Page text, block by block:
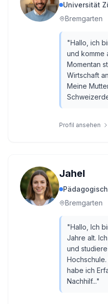
Universität
Bremgarten
"Hallo, ich
und komme
Momentan
Wirtschaft
Meine
Profil ansehen
Jahel
Bremgarten
"Hallo, Ich
Jahre alt.
und
habe ich
Nachhilf..."